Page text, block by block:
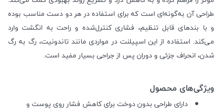
طراحی آن به‌گونه‌ای است که برای استفاده در هر دو دست مناسب بوده
و با بندهای قابل تنظیم، فشاری کنترل‌شده و راحت به انگشت وارد
می‌کند. استفاده از این اسپیلنت در مواردی مانند تاندونیت، رگ به رگ
شدن، انحراف جزئی و دوران پس از جراحی بسیار مفید است.
ویژگی‌های محصول
دارای طراحی بدون دوخت برای کاهش فشار روی پوست و